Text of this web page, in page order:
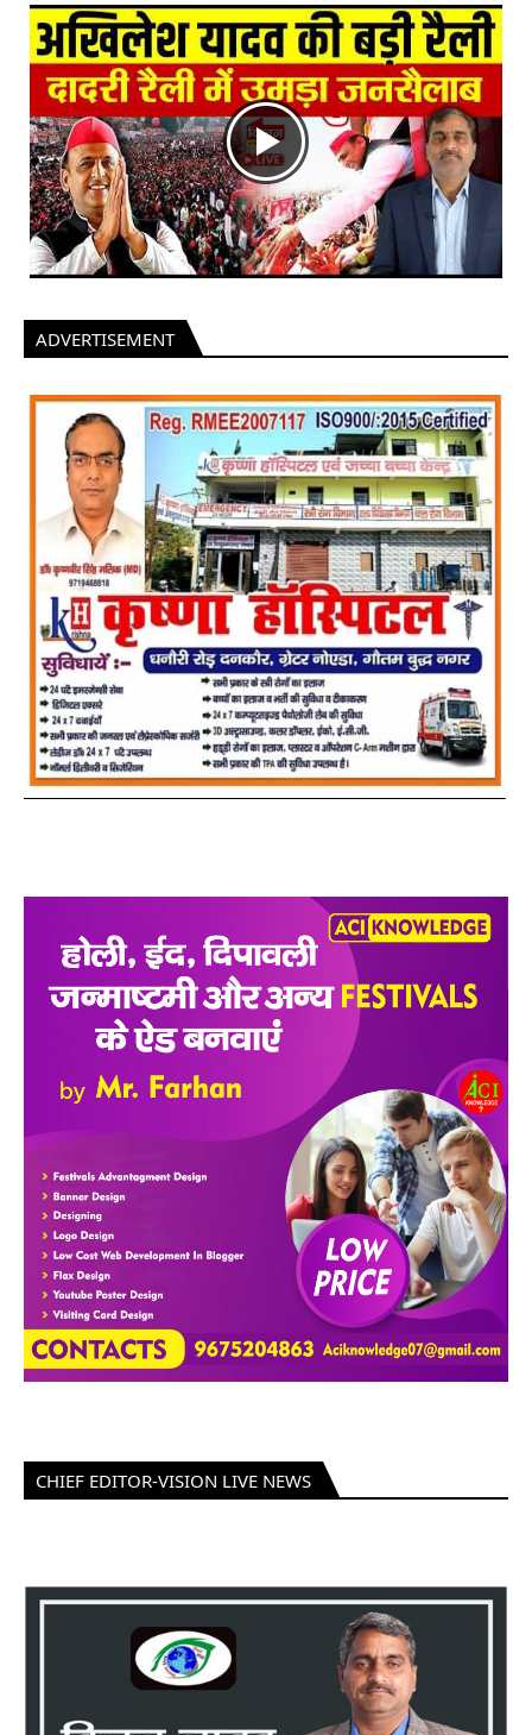
ADVERTISEMENT
CHIEF EDITOR-VISION LIVE NEWS